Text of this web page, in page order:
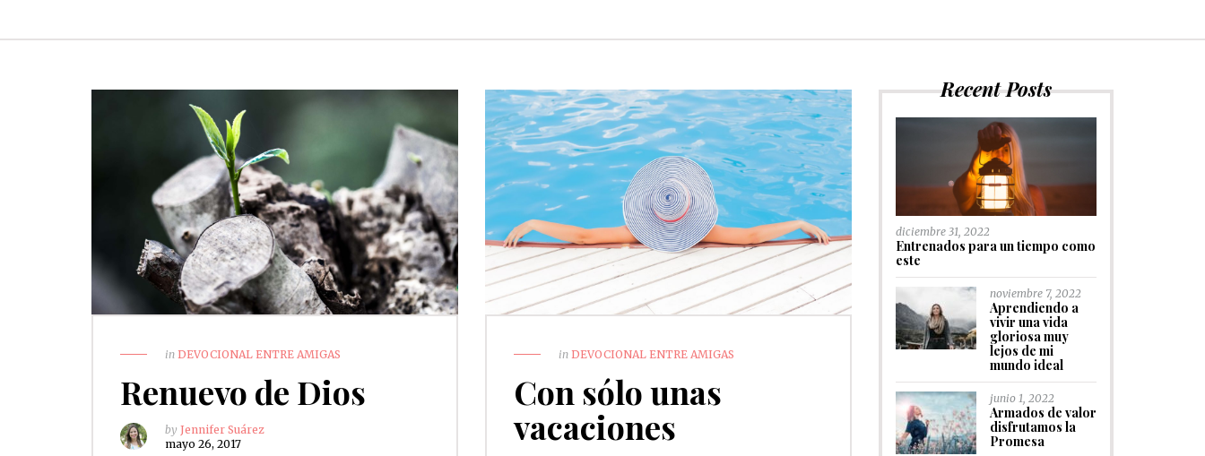
in DEVOCIONAL ENTRE AMIGAS
Renuevo de Dios
by Jennifer Suárez
mayo 26, 2017
in DEVOCIONAL ENTRE AMIGAS
Con sólo unas
vacaciones
Recent Posts
diciembre 31, 2022
Entrenados para un tiempo como
este
noviembre 7, 2022
Aprendiendo a
vivir una vida
gloriosa muy
lejos de mi
mundo ideal
junio 1, 2022
Armados de valor
disfrutamos la
Promesa